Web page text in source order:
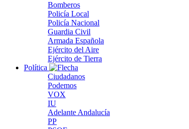
Bomberos
Policía Local
Policía Nacional
Guardia Civil
Armada Española
Ejército del Aire
Ejército de Tierra
Política
Ciudadanos
Podemos
VOX
IU
Adelante Andalucía
PP